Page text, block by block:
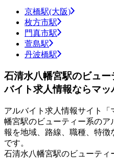
京橋駅(大阪)
枚方市駅
門真市駅
萱島駅
丹波橋駅
石清水八幡宮駅のビュ
バイト求人情報ならマッ
アルバイト求人情報サイト「
幡宮駅のビューティー系の
報を地域、路線、職種、特
です。
石清水八幡宮駅のビューティ